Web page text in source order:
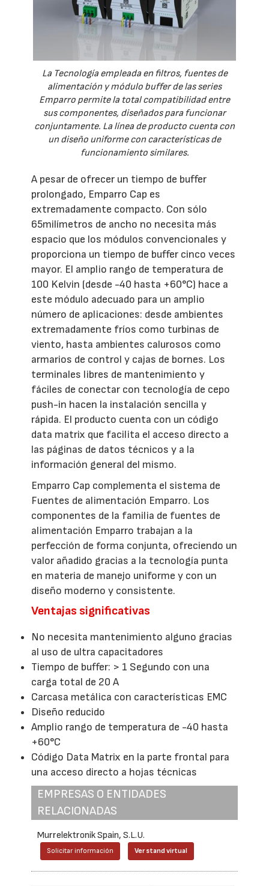
La Tecnología empleada en filtros, fuentes de
alimentación y módulo buffer de las series
Emparro permite la total compatibilidad entre
sus componentes, diseñados para funcionar
conjuntamente. La línea de producto cuenta con
un diseño uniforme con características de
funcionamiento similares.
A pesar de ofrecer un tiempo de buffer
prolongado, Emparro Cap es
extremadamente compacto. Con sólo
65milímetros de ancho no necesita más
espacio que los módulos convencionales y
proporciona un tiempo de buffer cinco veces
mayor. El amplio rango de temperatura de
100 Kelvin (desde -40 hasta +60°C) hace a
este módulo adecuado para un amplio
número de aplicaciones: desde ambientes
extremadamente fríos como turbinas de
viento, hasta ambientes calurosos como
armarios de control y cajas de bornes. Los
terminales libres de mantenimiento y
fáciles de conectar con tecnología de cepo
push-in hacen la instalación sencilla y
rápida. El producto cuenta con un código
data matrix que facilita el acceso directo a
las páginas de datos técnicos y a la
información general del mismo.
Emparro Cap complementa el sistema de
Fuentes de alimentación Emparro. Los
componentes de la familia de fuentes de
alimentación Emparro trabajan a la
perfección de forma conjunta, ofreciendo un
valor añadido gracias a la tecnología punta
en materia de manejo uniforme y con un
diseño moderno y consistente.
Ventajas significativas
No necesita mantenimiento alguno gracias
al uso de ultra capacitadores
Tiempo de buffer: > 1 Segundo con una
carga total de 20 A
Carcasa metálica con características EMC
Diseño reducido
Amplio rango de temperatura de -40 hasta
+60°C
Código Data Matrix en la parte frontal para
una acceso directo a hojas técnicas
EMPRESAS O ENTIDADES
RELACIONADAS
Murrelektronik Spain, S.L.U.
Solicitar información Ver stand virtual